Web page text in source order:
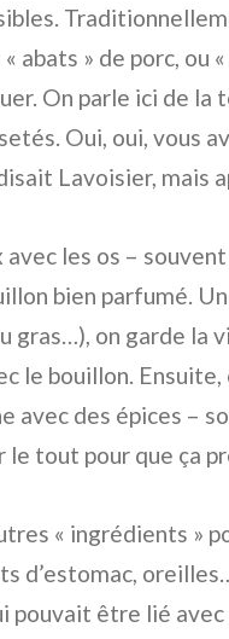
abats » de porc, ou
On parle ici de
Oui, oui, vous
Lavoisier, mais
les os –
bien parfumé.
gras…), on garde la
le bouillon.
avec des épices –
tout pour que ça
« ingrédients »
d’estomac,
pouvait être lié